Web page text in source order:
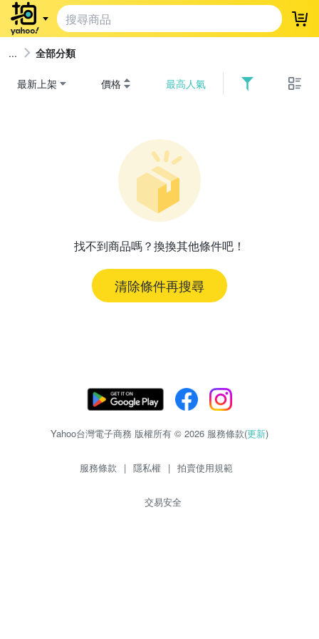
登
全部分類
最新上架 價格 最高人氣
找不到商品嗎？換換其他條件吧！
清除條件再搜尋
Yahoo台灣電子商務 版權所有 © 2026 服務條款(更新)
服務條款 | 隱私權 | 拍賣使用規範
交易安全